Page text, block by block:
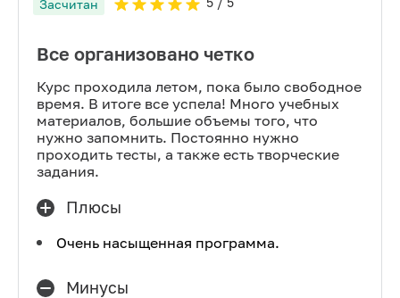
Засчитан
Все организовано четко
Курс проходила летом, пока было свободное
время. В итоге все успела! Много учебных
материалов, большие объемы того, что
нужно запомнить. Постоянно нужно
проходить тесты, а также есть творческие
задания.
Плюсы
Очень насыщенная программа.
Минусы